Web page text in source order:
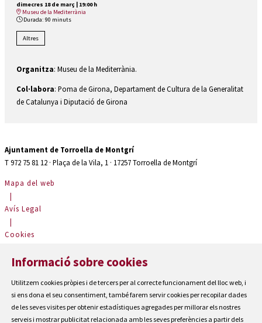
dimecres 18 de març
19:00 h
Museu de la Mediterrània
Durada: 90 minuts
Altres
Organitza: Museu de la Mediterrània.
Col·labora: Poma de Girona, Departament de Cultura de la Generalitat
de Catalunya i Diputació de Girona
Ajuntament de Torroella de Montgrí
T 972 75 81 12 · Plaça de la Vila, 1 · 17257 Torroella de Montgrí
Mapa del web
|
Avís Legal
|
Cookies
Contactar
Accessibilitat
Informació sobre cookies
Utilitzem cookies pròpies i de tercers per al correcte funcionament del lloc web, i
si ens dona el seu consentiment, també farem servir cookies per recopilar dades
de les seves visites per obtenir estadístiques agregades per millorar els nostres
serveis i mostrar publicitat relacionada amb les seves preferències a partir dels